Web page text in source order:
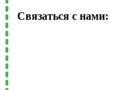
Связаться с нами: